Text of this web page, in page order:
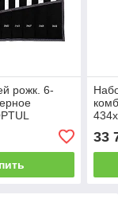
рожк. 6-
33